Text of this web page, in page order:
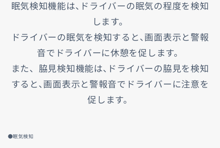
眠気検知機能は､ドライバーの眠気の程度を検知
します。
ドライバーの眠気を検知すると､画面表示と警報
音でドライバーに休憩を促します。
また、脇見検知機能は､ドライバーの脇見を検知
すると､画面表示と警報音でドライバーに注意を
促します。
●眠気検知